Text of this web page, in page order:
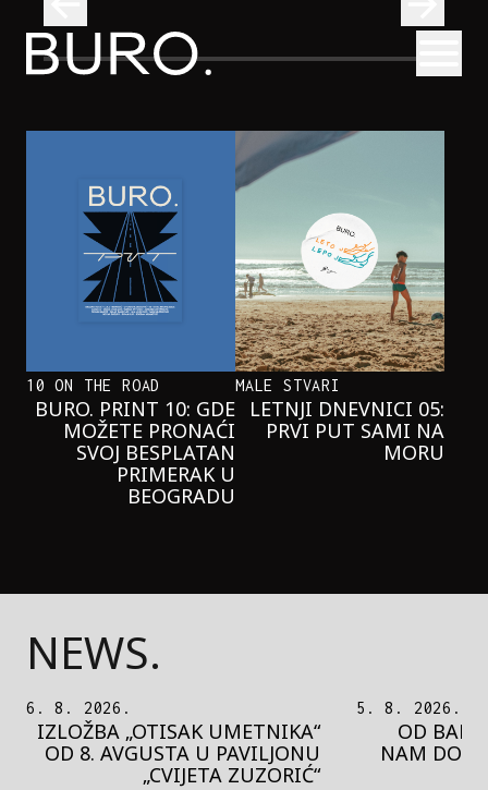
BURO.
NEOBIČNA PRIČA O BLIZNAKINJAMA
KOJE SU INSPIRISALE NOVI
HERCOGOV FILM
10 ON THE ROAD
BURO. PRINT 10: GDE
MOŽETE PRONAĆI
SVOJ BESPLATAN
PRIMERAK U
BEOGRADU
MALE STVARI
LETNJI DNEVNICI 05:
PRVI PUT SAMI NA
MORU
NEWS.
5. 8. 2026.
OD BAROKA DO REJVA: ŠTA
NAM DONOSI NOVI BUPBAP
FESTIVAL?
5. 8. 2026.
PEDJA
MOTIVE